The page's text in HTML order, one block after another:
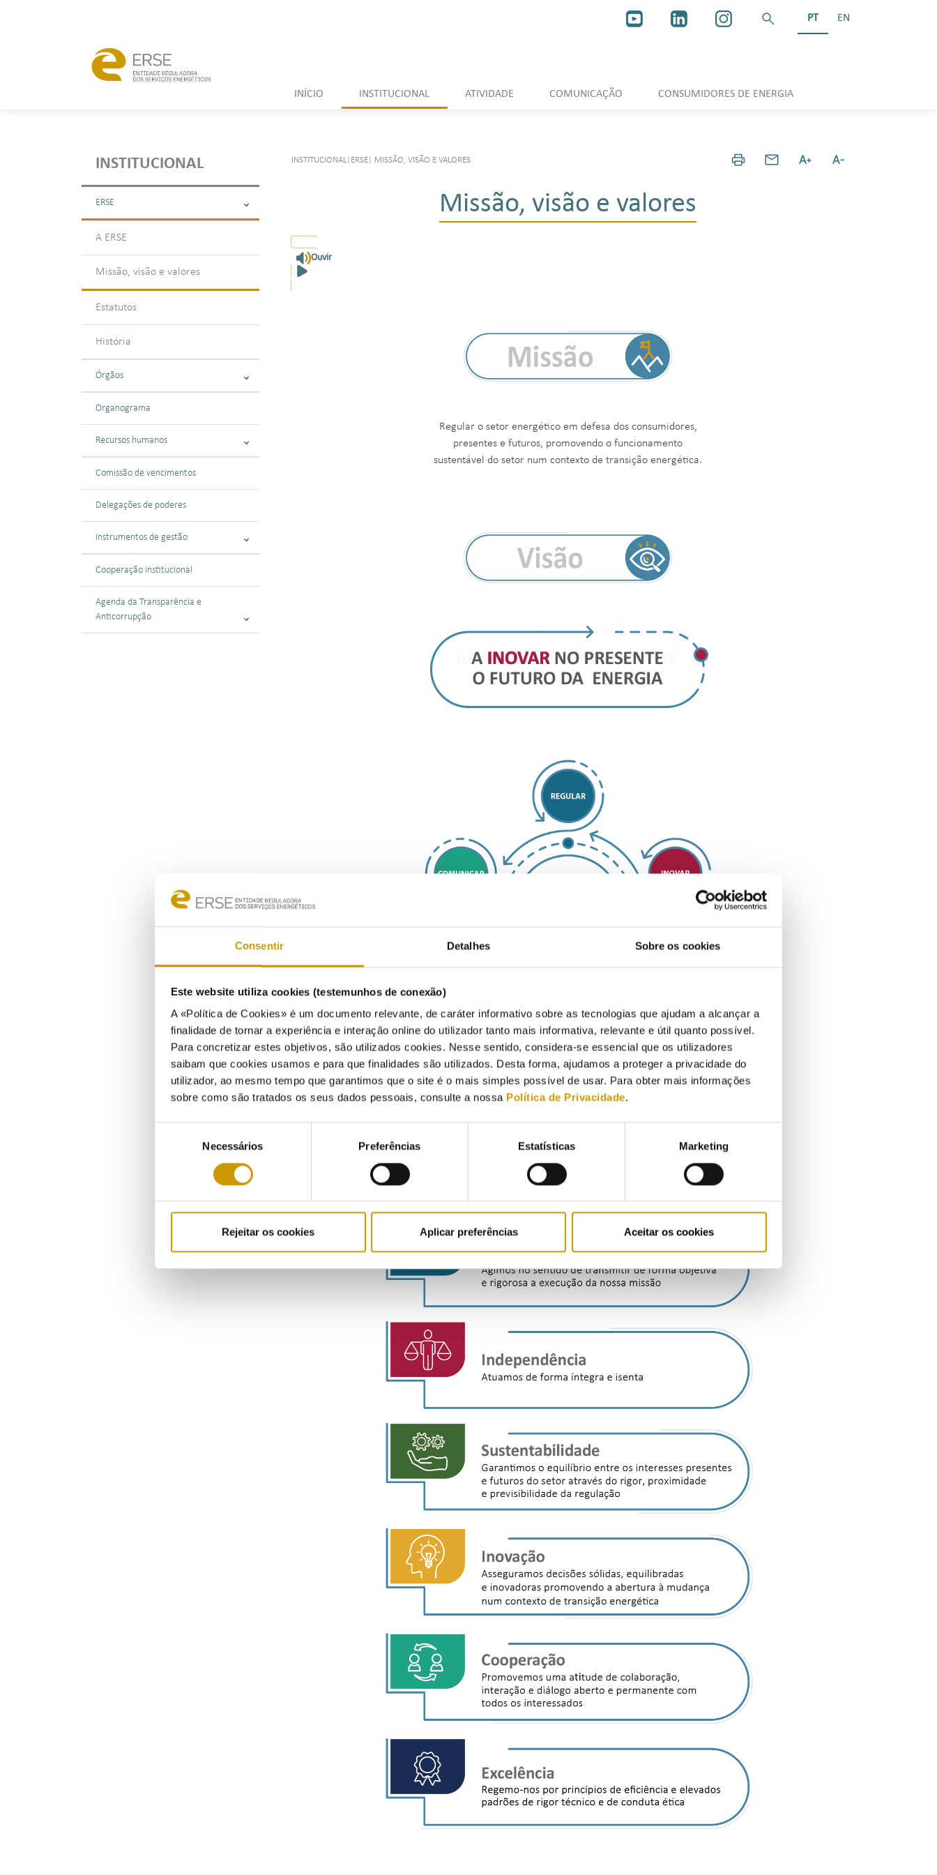
Consentir Detalhes Sobre os cookies
Este website utiliza cookies (testemunhos de conexão)
A «Política de Cookies» é um documento relevante, de caráter informativo sobre as tecnologias que ajudam a alcançar a
finalidade de tornar a experiência e interação online do utilizador tanto mais informativa, relevante e útil quanto possível.
Para concretizar estes objetivos, são utilizados cookies. Nesse sentido, considera-se essencial que os utilizadores
saibam que cookies usamos e para que finalidades são utilizados. Desta forma, ajudamos a proteger a privacidade do
utilizador, ao mesmo tempo que garantimos que o site é o mais simples possível de usar. Para obter mais informações
sobre como são tratados os seus dados pessoais, consulte a nossa Política de Privacidade.
consentimento
Necessários Preferências Estatísticas Marketing
Rejeitar os cookies Aplicar preferências Aceitar os cookies
PT EN
INÍCIO INSTITUCIONAL ATIVIDADE COMUNICAÇÃO CONSUMIDORES DE ENERGIA
INSTITUCIONAL
ERSE
A ERSE
Missão, visão e valores
Estatutos
História
Órgãos
Organograma
Recursos humanos
Comissão de vencimentos
Delegações de poderes
Instrumentos de gestão
Cooperação institucional
Agenda da Transparência e
Anticorrupção
INSTITUCIONAL ERSE MISSÃO, VISÃO E VALORES
Missão, visão e valores
Ouvir
Regular o setor energético em defesa dos consumidores,
presentes e futuros, promovendo o funcionamento
sustentável do setor num contexto de transição energética.